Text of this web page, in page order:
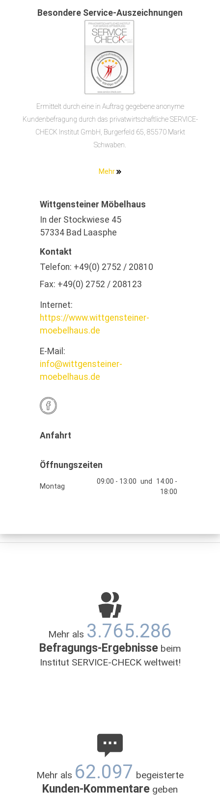
Besondere Service-Auszeichnungen
Ermittelt durch eine in Auftrag gegebene anonyme
Kundenbefragung durch das privatwirtschaftliche SERVICE-
CHECK Institut GmbH, Burgerfeld 65, 85570 Markt
Schwaben.
Mehr
Wittgensteiner Möbelhaus
In der Stockwiese 45
57334 Bad Laasphe
Kontakt
Telefon: +49(0) 2752 / 20810
Fax: +49(0) 2752 / 208123
Internet:
https://www.wittgensteiner-
moebelhaus.de
E-Mail:
info@wittgensteiner-
moebelhaus.de
Anfahrt
Öffnungszeiten
Montag
09:00 - 13:00 und
14:00 -
18:00
09:00 - 13:00 und 14:00 -
18:00
Mehr als 3.765.286
Befragungs-Ergebnissebeim
Institut SERVICE-CHECK weltweit!
Mehr als 62.097 begeisterte
Kunden-Kommentare geben